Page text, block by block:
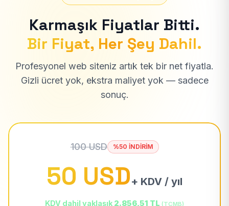
Karmaşık Fiyatlar Bitti.
Bir Fiyat, Her Şey Dahil.
Profesyonel web siteniz artık tek bir net fiyatla.
Gizli ücret yok, ekstra maliyet yok — sadece
sonuç.
100 USD %50 İNDİRİM
50 USD+ KDV / yıl
KDV dahil yaklaşık 2.856,51 TL (TCMB)